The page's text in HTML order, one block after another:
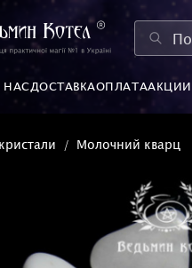
НАСДОСТАВКАОПЛАТААКЦИИ
Молочний кварц